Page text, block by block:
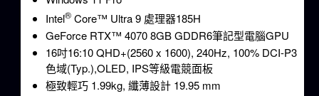
Intel®Core™ Ultra 9 處理器185H
GeForce RTX™ 4070 8GB GDDR6筆記型電腦GPU
16吋16:10 QHD+(2560 x 1600), 240Hz, 100% DCI-P3
色域(Typ.),OLED, IPS等級電競面板
極致輕巧 1.99kg, 纖薄設計 19.95 mm